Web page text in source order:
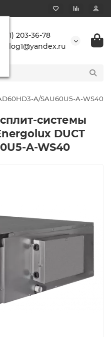
(861) 203-36-78
A/SAU60U5-A-WS40
системы
DUCT
A-WS40